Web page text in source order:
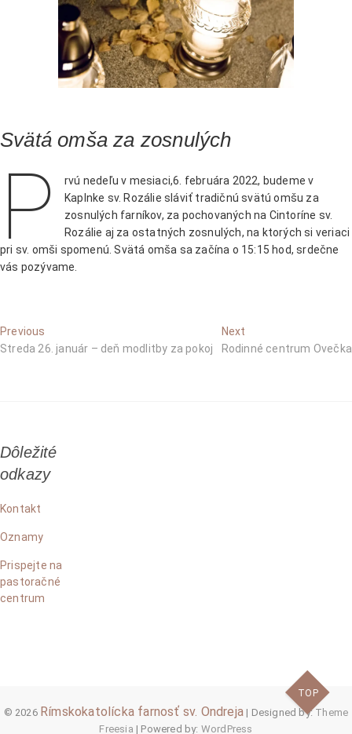
Svätá omša za zosnulých
P
rvú nedeľu v mesiaci,6. februára 2022, budeme v
Kaplnke sv. Rozálie sláviť tradičnú svätú omšu za
zosnulých farníkov, za pochovaných na Cintoríne sv.
Rozálie aj za ostatných zosnulých, na ktorých si veriaci
pri sv. omši spomenú. Svätá omša sa začína o 15:15 hod, srdečne
vás pozývame.
Navigácia
v
Previous
post:
Streda 26. január – deň modlitby za pokoj
Next
post:
Rodinné centrum Ovečka
Dôležité
odkazy
Kontakt
Oznamy
Prispejte na
pastoračné
centrum
© 2026 Rímskokatolícka farnosť sv. Ondreja | Designed by:Theme
Freesia | Powered by: WordPress
TOP